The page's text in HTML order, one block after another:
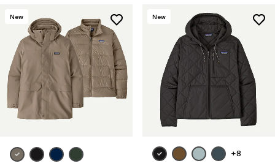
New New
+8